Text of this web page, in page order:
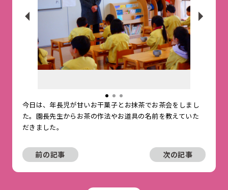
今日は、年長児が甘いお干菓子とお抹茶でお茶会をしまし
た。園長先生からお茶の作法やお道具の名前を教えていた
だきました。
前の記事 次の記事